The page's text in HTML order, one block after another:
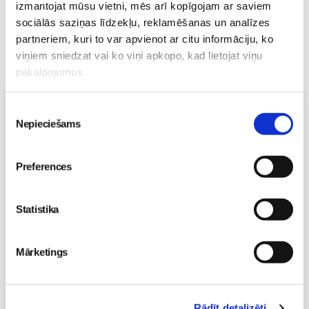
izmantojat mūsu vietni, mēs arī kopīgojam ar saviem
sociālās saziņas līdzekļu, reklamēšanas un analīzes
partneriem, kuri to var apvienot ar citu informāciju, ko
viņiem sniedzat vai ko viņi apkopo, kad lietojat viņu
pakalpojumus.
izvēle
Nepieciešams
Preferences
Statistika
Mārketings
Grūtnieču masāža, pēcdzemdību masāža, ķermeņa
Ķermeņa masāža
dzemdībām kopā ar Diānu Zandi tiešsaistē ZOOM.US